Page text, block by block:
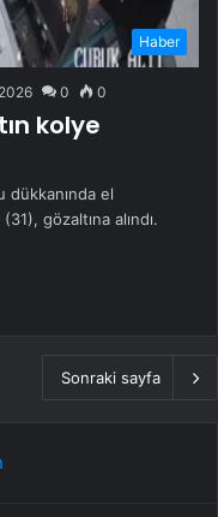
Haber
0 0
kolye
dükkanında el
gözaltına alındı.
Sonraki sayfa